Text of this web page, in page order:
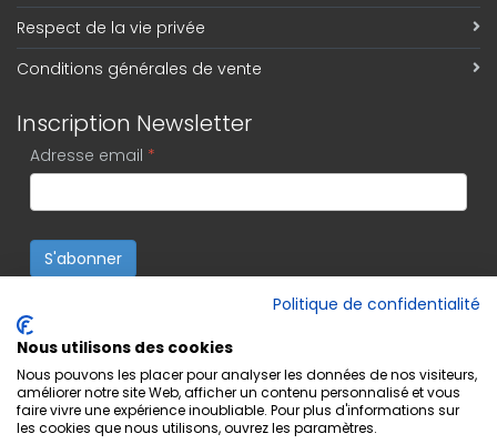
Respect de la vie privée
Conditions générales de vente
Inscription Newsletter
Adresse email *
S'abonner
Politique de confidentialité
Nous utilisons des cookies
Nous pouvons les placer pour analyser les données de nos visiteurs,
améliorer notre site Web, afficher un contenu personnalisé et vous
faire vivre une expérience inoubliable. Pour plus d'informations sur
les cookies que nous utilisons, ouvrez les paramètres.